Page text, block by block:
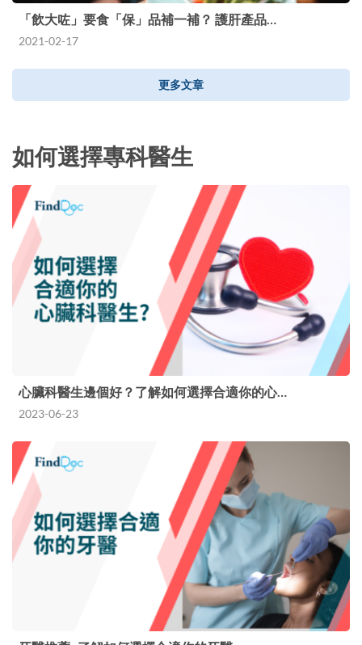
「飲大咗」要食「保」品補一補？ 護肝產品…
2021-02-17
更多文章
如何選擇專科醫生
心臟科醫生邊個好？了解如何選擇合適你的心…
2023-06-23